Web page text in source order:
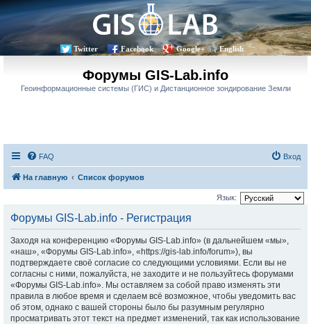
Twitter Facebook Google+ English
Форумы GIS-Lab.info
Геоинформационные системы (ГИС) и Дистанционное зондирование Земли
FAQ Вход
На главную Список форумов
Язык:
Форумы GIS-Lab.info - Регистрация
Заходя на конференцию «Форумы GIS-Lab.info» (в дальнейшем «мы»,
«наш», «Форумы GIS-Lab.info», «https://gis-lab.info/forum»), вы
подтверждаете своё согласие со следующими условиями. Если вы не
согласны с ними, пожалуйста, не заходите и не пользуйтесь форумами
«Форумы GIS-Lab.info». Мы оставляем за собой право изменять эти
правила в любое время и сделаем всё возможное, чтобы уведомить вас
об этом, однако с вашей стороны было бы разумным регулярно
просматривать этот текст на предмет изменений, так как использование